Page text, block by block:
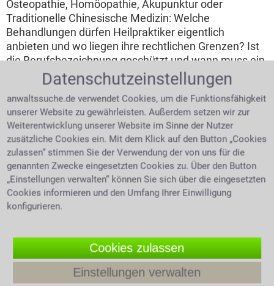
Osteopathie, Homöopathie, Akupunktur oder
Traditionelle Chinesische Medizin: Welche
Behandlungen dürfen Heilpraktiker eigentlich
anbieten und wo liegen ihre rechtlichen Grenzen? Ist
die Berufsbezeichnung geschützt und wann muss ein
Patient an einen Arzt verwiesen werden? Was gilt,
wenn eine falsche Diagnose, eine ungeeignete
Therapie oder mangelnde Aufklärung zu
gesundheitlichen Schäden führt? Und unter welchen
Voraussetzungen können Betroffene Schadensersatz
und Schmerzensgeld verlangen?
4.0 /5(694 Bewertungen)
Datenschutzeinstellungen
anwaltssuche.de verwendet Cookies, um die Funktionsfähigkeit
unserer Website zu gewährleisten. Außerdem setzen wir zur
Weiterentwicklung unserer Website im Sinne der Nutzer
zusätzliche Cookies ein. Mit dem Klick auf den Button „Cookies
zulassen“ stimmen Sie der Verwendung der von uns für die
genannten Zwecke eingesetzten Cookies zu. Über den Button
„Einstellungen verwalten“ können Sie sich über die eingesetzten
Cookies informieren und den Umfang Ihrer Einwilligung
konfigurieren.
Cookies zulassen
Einstellungen verwalten